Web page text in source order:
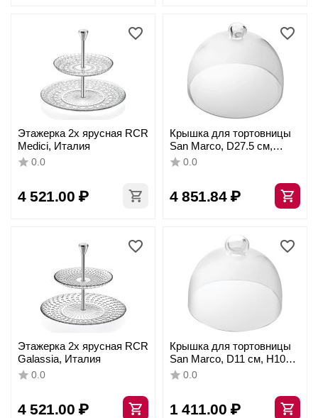
Этажерка 2х ярусная RCR
Medici, Италия
0.0
4 521.00 ₽
Крышка для тортовницы
San Marco, D27.5 см,
H20.5 см, стекло, Vidivi
0.0
4 851.84 ₽
Этажерка 2х ярусная RCR
Galassia, Италия
0.0
4 521.00 ₽
Крышка для тортовницы
San Marco, D11 см, H10
см, стекло, Vidivi
0.0
1 411.00 ₽